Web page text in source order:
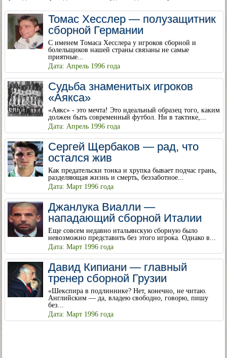
Томас Хесслер — полузащитник
сборной Германии
С именем Томаса Хесслера у игроков сборной и
болельщиков нашей страны связаны не самые
приятные...
Дата: Апрель 1996 года
Судьба знаменитых игроков
«Аякса»
«Аякс» - это мечта! Это идеальный образец того, каким
должен быть современный футбол. Ни в тактике,...
Дата: Апрель 1996 года
Сергей Щербаков — рад, что
остался жив
Как предательски тонка и хрупка бывает подчас грань,
разделяющая жизнь и смерть, беззаботное...
Дата: Март 1996 года
Джанлука Виалли —
нападающий сборной Италии
Еще совсем недавно итальянскую сборную было
невозможно представить без этого игрока. Однако в...
Дата: Март 1996 года
Давид Кипиани — главный
тренер сборной Грузии
«Шекспира в подлиннике? Нет, конечно, не читаю.
Английским — да, владею свободно, говорю, пишу
без...
Дата: Март 1996 года